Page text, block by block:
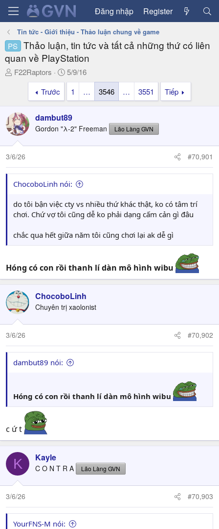
Đăng nhập Register
Tin tức - Giới thiệu - Thảo luận chung về game
PS Thảo luận, tin tức và tất cả những thứ có liên
quan về PlayStation
T
a
d
s
t
a
t
e
F22Raptors
N
g
y
g
ử
i
5/9/16
Trước
1 … 3546 … 3551 Tiếp
dambut89
Gordon "λ-2" Freeman Lão Làng GVN
3/6/26 #70,901
ChocoboLinh nói:
do tôi bận việc cty vs nhiều thứ khác thật, ko có tâm trí
chơi. Chứ vợ tôi cũng dễ ko phải dạng cấm cản gì đâu
chắc qua hết giữa năm tôi cũng chơi lại ak dễ gì
Hóng có con rồi thanh lí dàn mô hình wibu
ChocoboLinh
Chuyên trị xaolonist
3/6/26 #70,902
dambut89 nói:
Hóng có con rồi thanh lí dàn mô hình wibu
c ứ t
K Kayle
C O N T R A Lão Làng GVN
3/6/26 #70,903
YourFNS-M nói: